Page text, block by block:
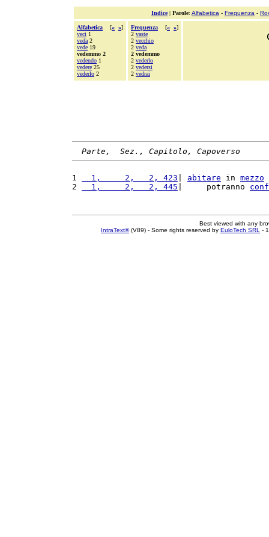
Indice| Parole: Alfabetica - Frequenza -
Alfabetica [« »]
veci 1
veda 2
vede 19
vedemmo 2
vedendo 1
vedere 25
vederlo 2
Frequenza [« »]
2 vaste
2 vecchio
2 veda
2 vedemmo
2 vederlo
2 vedersi
2 vedrai
Parte,  Sez., Capitolo, Capoverso
1
  1,     2,   2, 423
abitare in mezzo
2
  1,     2,   2, 445
|     potranno
Best viewed with any
IntraText®(V89) - Some rights reserved by EuloTech SRL -